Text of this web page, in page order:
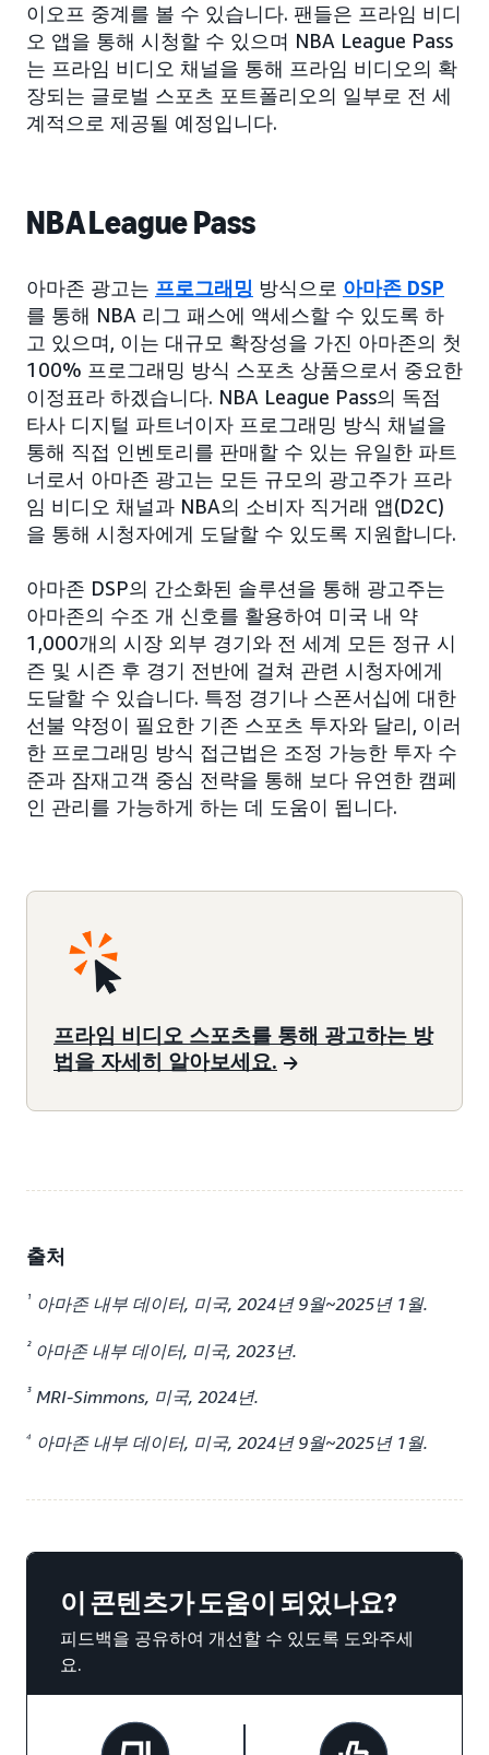
이오프 중계를 볼 수 있습니다. 팬들은 프라임 비디
오 앱을 통해 시청할 수 있으며 NBA League Pass
는 프라임 비디오 채널을 통해 프라임 비디오의 확
장되는 글로벌 스포츠 포트폴리오의 일부로 전 세
계적으로 제공될 예정입니다.
NBA League Pass
아마존 광고는 프로그래밍 방식으로 아마존 DSP
를 통해 NBA 리그 패스에 액세스할 수 있도록 하
고 있으며, 이는 대규모 확장성을 가진 아마존의 첫
100% 프로그래밍 방식 스포츠 상품으로서 중요한
이정표라 하겠습니다. NBA League Pass의 독점
타사 디지털 파트너이자 프로그래밍 방식 채널을
통해 직접 인벤토리를 판매할 수 있는 유일한 파트
너로서 아마존 광고는 모든 규모의 광고주가 프라
임 비디오 채널과 NBA의 소비자 직거래 앱(D2C)
을 통해 시청자에게 도달할 수 있도록 지원합니다.
아마존 DSP의 간소화된 솔루션을 통해 광고주는
아마존의 수조 개 신호를 활용하여 미국 내 약
1,000개의 시장 외부 경기와 전 세계 모든 정규 시
즌 및 시즌 후 경기 전반에 걸쳐 관련 시청자에게
도달할 수 있습니다. 특정 경기나 스폰서십에 대한
선불 약정이 필요한 기존 스포츠 투자와 달리, 이러
한 프로그래밍 방식 접근법은 조정 가능한 투자 수
준과 잠재고객 중심 전략을 통해 보다 유연한 캠페
인 관리를 가능하게 하는 데 도움이 됩니다.
프라임 비디오 스포츠를 통해 광고하는 방
법을 자세히 알아보세요.
출처
¹ 아마존 내부 데이터, 미국, 2024년 9월~2025년 1월.
² 아마존 내부 데이터, 미국, 2023년.
³ MRI-Simmons, 미국, 2024년.
⁴ 아마존 내부 데이터, 미국, 2024년 9월~2025년 1월.
이 콘텐츠가 도움이 되었나요?
피드백을 공유하여 개선할 수 있도록 도와주세
요.